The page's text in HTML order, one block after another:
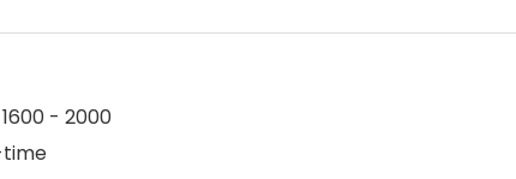
1600 - 2000
time